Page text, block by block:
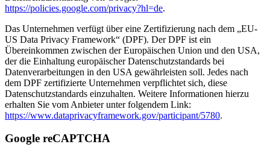
https://policies.google.com/privacy?hl=de.
Das Unternehmen verfügt über eine Zertifizierung nach dem „EU-
US Data Privacy Framework“ (DPF). Der DPF ist ein
Übereinkommen zwischen der Europäischen Union und den USA,
der die Einhaltung europäischer Datenschutzstandards bei
Datenverarbeitungen in den USA gewährleisten soll. Jedes nach
dem DPF zertifizierte Unternehmen verpflichtet sich, diese
Datenschutzstandards einzuhalten. Weitere Informationen hierzu
erhalten Sie vom Anbieter unter folgendem Link:
https://www.dataprivacyframework.gov/participant/5780.
Google reCAPTCHA